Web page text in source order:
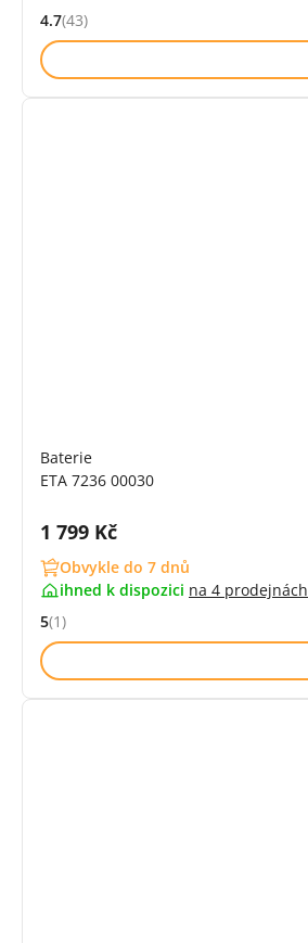
Hodnocení: 4.7 z 5 (43 recenzí)
4.7(43)
Baterie
ETA 7236 00030
Cena s DPH:
1 799 Kč
Obvykle do 7 dnů
ihned k dispozici na 4 prodejnách
Hodnocení: 5 z 5 (1 recenzí)
5(1)